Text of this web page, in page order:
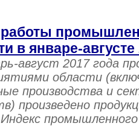
работы
в январе-августе
август 2017 года
области
производства и
произведено